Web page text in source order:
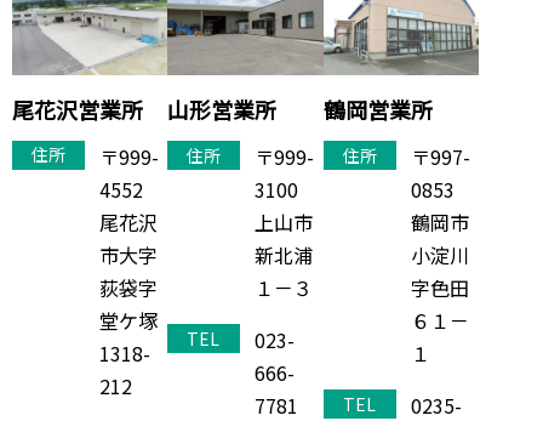
尾花沢営業所
住所
〒999-
4552
尾花沢
市大字
荻袋字
堂ケ塚
1318-
212
山形営業所
住所
〒999-
3100
上山市
新北浦
１－３
TEL
023-
666-
7781
鶴岡営業所
住所
〒997-
0853
鶴岡市
小淀川
字色田
６１－
１
TEL
0235-